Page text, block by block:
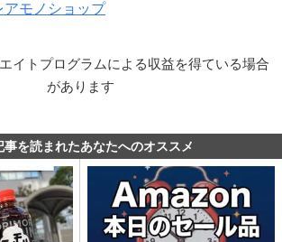
アモノショップ
イトプログラムによる収益を得ている場合
があります
事を読まれたあなたへのオススメ